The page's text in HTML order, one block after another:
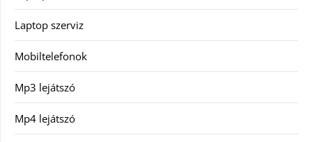
Laptop szerviz
Mobiltelefonok
Mp3 lejátszó
Mp4 lejátszó